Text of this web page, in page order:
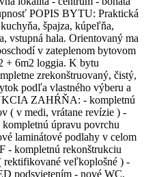
POPIS BYTU: Praktická
špajza, kúpeľňa,
vstupná hala. Orientovaný ma
v zateplenom bytovom
+ 6m2 loggia. K bytu
zrekonštruovaný, čistý,
podľa vlastného výberu a
ZAHŔŇA: - kompletnú
( v medi, vrátane revízie ) -
úpravu povrchu
laminátové podlahy v celom
- kompletnú rekonštrukciu
rektifikované veľkoplošné ) -
podsvietením - nové WC,